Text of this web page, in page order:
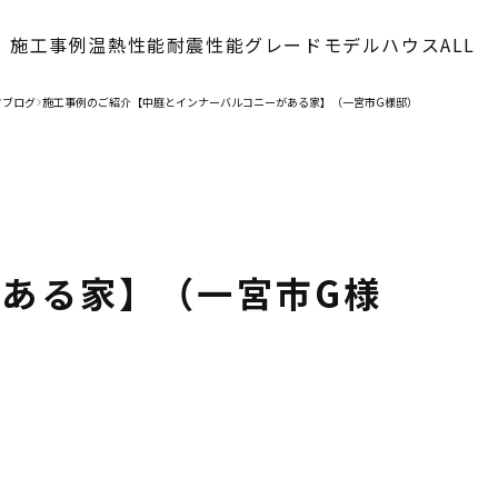
施工事例温熱性能耐震性能グレード モデルハウスALL
ログ
>
施工事例のご紹介【中庭とインナーバルコニーがある家】（一宮市G様邸）
る家】（一宮市G様